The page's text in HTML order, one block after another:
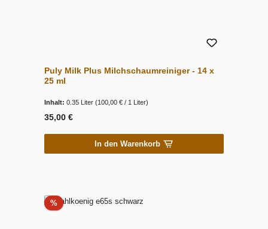
Puly Milk Plus Milchschaumreiniger - 14 x
25 ml
Inhalt: 0.35 Liter (100,00 € / 1 Liter)
35,00 €
In den Warenkorb
%Rabatt